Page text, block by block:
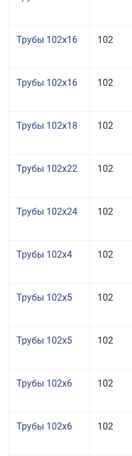
Трубы 102x16 102
Трубы 102x16 102
Трубы 102x18 102
Трубы 102x22 102
Трубы 102x24 102
Трубы 102x4 102
Трубы 102x5 102
Трубы 102x5 102
Трубы 102x6 102
Трубы 102x6 102